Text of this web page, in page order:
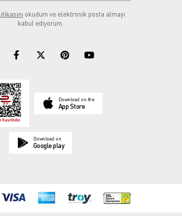
okudum ve elektronik posta almayı
kabul ediyorum.
Download on the
App Store
Download on
Google play